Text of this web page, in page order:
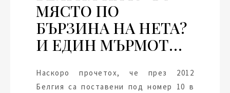
МЯСТО ПО
БЪРЗИНА НА НЕТА?
И ЕДИН МЪРМОТ…
Наскоро прочетох, че през 2012
Белгия са поставени под номер 10 в